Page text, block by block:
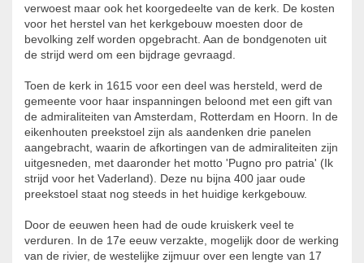
verwoest maar ook het koorgedeelte van de kerk. De kosten
voor het herstel van het kerkgebouw moesten door de
bevolking zelf worden opgebracht. Aan de bondgenoten uit
de strijd werd om een bijdrage gevraagd.
Toen de kerk in 1615 voor een deel was hersteld, werd de
gemeente voor haar inspanningen beloond met een gift van
de admiraliteiten van Amsterdam, Rotterdam en Hoorn. In de
eikenhouten preekstoel zijn als aandenken drie panelen
aangebracht, waarin de afkortingen van de admiraliteiten zijn
uitgesneden, met daaronder het motto 'Pugno pro patria' (Ik
strijd voor het Vaderland). Deze nu bijna 400 jaar oude
preekstoel staat nog steeds in het huidige kerkgebouw.
Door de eeuwen heen had de oude kruiskerk veel te
verduren. In de 17e eeuw verzakte, mogelijk door de werking
van de rivier, de westelijke zijmuur over een lengte van 17